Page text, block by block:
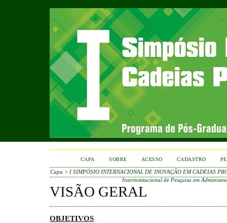
CAPA SOBRE ACESSO CADASTRO
Capa > I SIMPÓSIO INTERNACIONAL DE INOVAÇÃO EM CADEIAS
Interinstitucional de Pesquisa em
VISÃO GERAL
OBJETIVOS